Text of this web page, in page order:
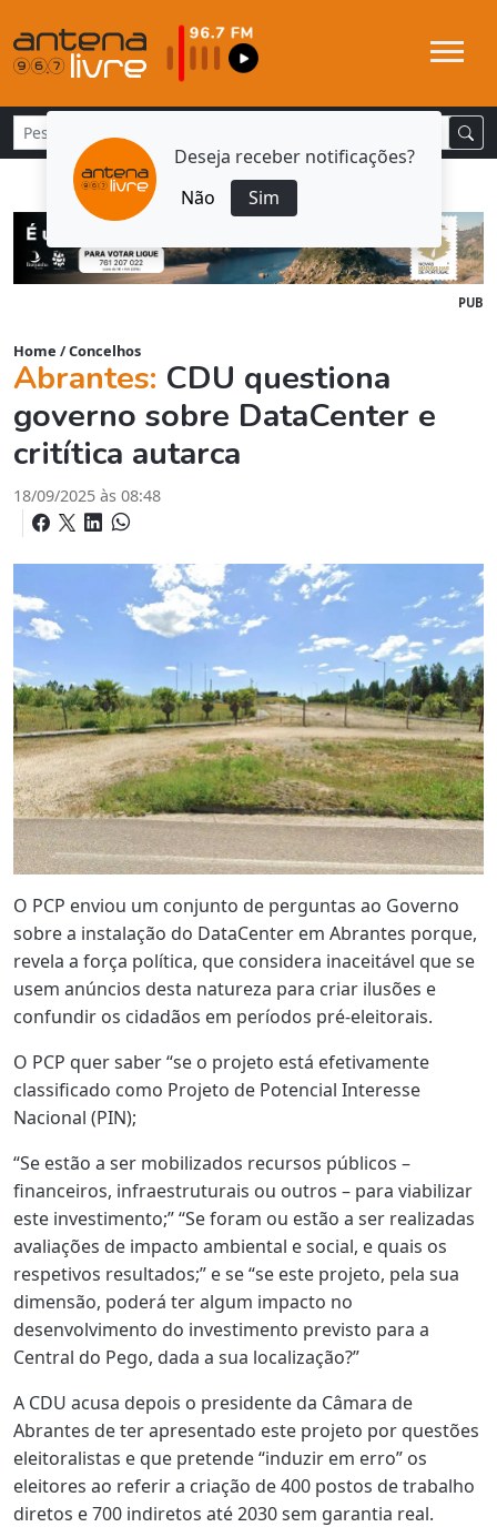
Deseja receber notificações?
Não
Sim
PUB
Home /Concelhos
Abrantes: CDU questiona
governo sobre DataCenter e
critítica autarca
18/09/2025 às 08:48
O PCP enviou um conjunto de perguntas ao Governo
sobre a instalação do DataCenter em Abrantes porque,
revela a força política, que considera inaceitável que se
usem anúncios desta natureza para criar ilusões e
confundir os cidadãos em períodos pré-eleitorais.
O PCP quer saber “se o projeto está efetivamente
classificado como Projeto de Potencial Interesse
Nacional (PIN);
“Se estão a ser mobilizados recursos públicos –
financeiros, infraestruturais ou outros – para viabilizar
este investimento;” “Se foram ou estão a ser realizadas
avaliações de impacto ambiental e social, e quais os
respetivos resultados;” e se “se este projeto, pela sua
dimensão, poderá ter algum impacto no
desenvolvimento do investimento previsto para a
Central do Pego, dada a sua localização?”
A CDU acusa depois o presidente da Câmara de
Abrantes de ter apresentado este projeto por questões
eleitoralistas e que pretende “induzir em erro” os
eleitores ao referir a criação de 400 postos de trabalho
diretos e 700 indiretos até 2030 sem garantia real.